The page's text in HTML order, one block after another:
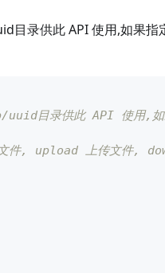
目录供此 API 使用,如果指
uuid目录供此 API 使用,
件, upload 上传文件,